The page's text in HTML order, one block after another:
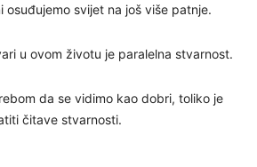
osuđujemo svijet na još više patnje.
u ovom životu je paralelna stvarnost.
da se vidimo kao dobri, toliko je
čitave stvarnosti.